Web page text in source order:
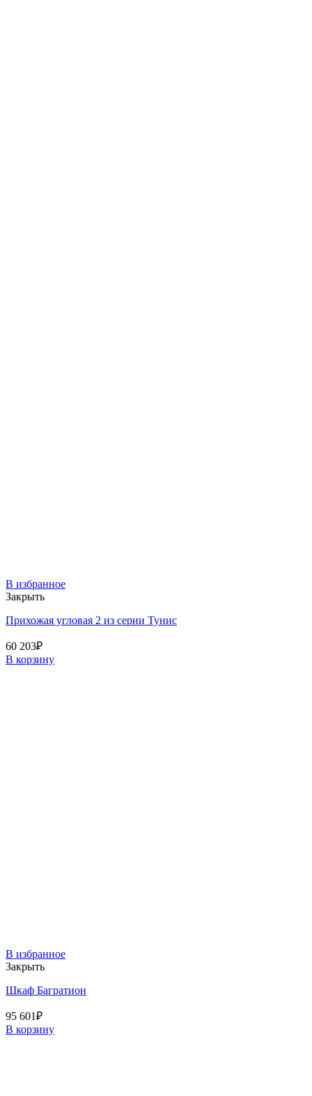
В избранное
Закрыть
Прихожая угловая 2 из серии Тунис
60 203₽
В корзину
В избранное
Закрыть
Шкаф Багратион
95 601₽
В корзину